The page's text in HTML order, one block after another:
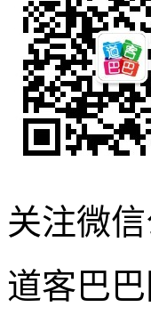
关注微
道客巴